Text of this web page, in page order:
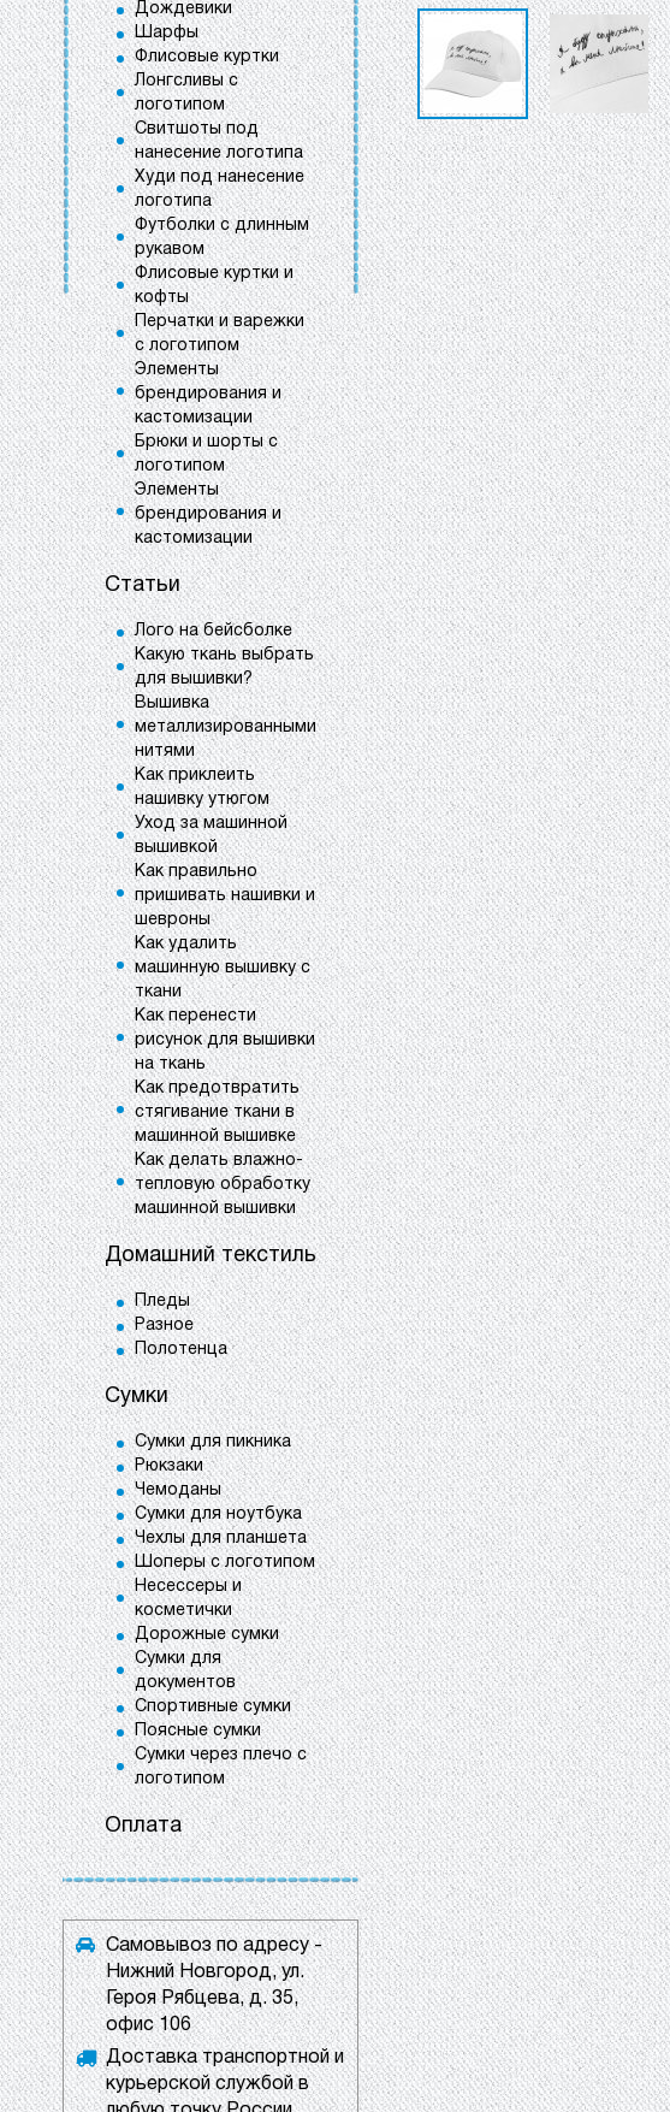
Дождевики
Шарфы
Флисовые куртки
Лонгсливы с
логотипом
Свитшоты под
нанесение логотипа
Худи под нанесение
логотипа
Футболки с длинным
рукавом
Флисовые куртки и
кофты
Перчатки и варежки
с логотипом
Элементы
брендирования и
кастомизации
Брюки и шорты с
логотипом
Элементы
брендирования и
кастомизации
Статьи
Лого на бейсболке
Какую ткань выбрать
для вышивки?
Вышивка
металлизированными
нитями
Как приклеить
нашивку утюгом
Уход за машинной
вышивкой
Как правильно
пришивать нашивки и
шевроны
Как удалить
машинную вышивку с
ткани
Как перенести
рисунок для вышивки
на ткань
Как предотвратить
стягивание ткани в
машинной вышивке
Как делать влажно-
тепловую обработку
машинной вышивки
Домашний текстиль
Пледы
Разное
Полотенца
Сумки
Сумки для пикника
Рюкзаки
Чемоданы
Сумки для ноутбука
Чехлы для планшета
Шоперы с логотипом
Несессеры и
косметички
Дорожные сумки
Сумки для
документов
Спортивные сумки
Поясные сумки
Сумки через плечо с
логотипом
Оплата
Самовывоз по адресу -
Нижний Новгород, ул.
Героя Рябцева, д. 35,
офис 106
Доставка транспортной и
курьерской службой в